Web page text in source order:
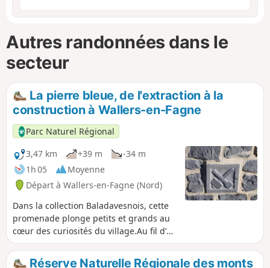
Autres randonnées dans le
secteur
La pierre bleue, de l'extraction à la
construction à Wallers-en-Fagne
Parc Naturel Régional
3,47 km
+39 m
-34 m
1h 05
Moyenne
Départ à Wallers-en-Fagne (Nord)
Dans la collection Baladavesnois, cette
promenade plonge petits et grands au
cœur des curiosités du village.Au fil d’un
parcours plein de questions et de jeux,
explorez Wallers-en-Fagne et levez le
Réserve Naturelle Régionale des monts